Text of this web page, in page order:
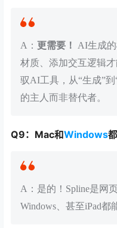
A： 更需要！
AI生成
材质、添加交互逻辑
驭AI工具，从“生成”
的主人而非替代者。
Q9：Mac和Windows
A：是的！Spline是网
Windows、甚至iPad都